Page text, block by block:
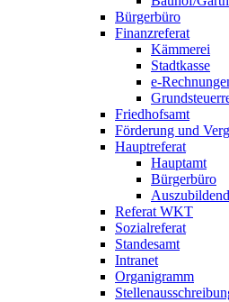
Bürgerbüro
Finanzreferat
Kämmerei
Stadtkasse
e-
Friedhofsamt
Förderung und
Hauptreferat
Hauptamt
Bürgerbüro
Referat WKT
Sozialreferat
Standesamt
Intranet
Organigramm